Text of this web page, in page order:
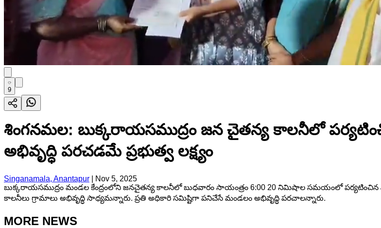
9
శింగనమల: బుక్కరాయసముద్రం జన చైతన్య కాలనీలో
అభివృద్ధి పరచడమే ప్రభుత్వ లక్ష్యం
Singanamala, Anantapur
Nov 5, 2025
బుక్కరాయసముద్రం మండల కేంద్రంలోని జనచైతన్య కాలనీలో బుధవారం సాయంత్రం 6:00 20 నిమిషాల సమయంలో పర్యటించిన
కాలనీలు గ్రామాలు అభివృద్ధి సాధ్యమన్నారు. ప్రతి అధికారి సమిష్టిగా పనిచేసే మండలం అభివృద్ధి పరచాలన్నారు.
MORE NEWS